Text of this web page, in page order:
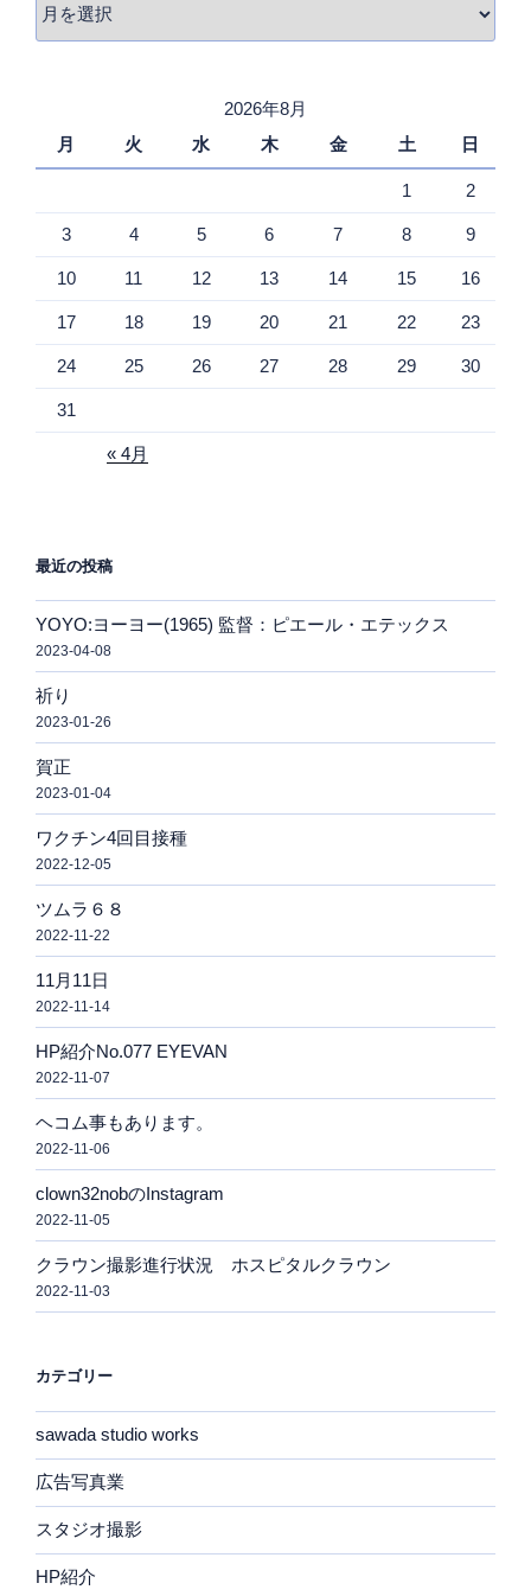
ー
2026年8月
月
火 水 木 金 土 日
1 2
3 4 5 6 7 8 9
10 11 12 13 14 15 16
17 18 19 20 21 22 23
24 25 26 27 28 29 30
31
« 4月
最近の投稿
YOYO:ヨーヨー(1965) 監督：ピエール・エテックス
2023-04-08
祈り
2023-01-26
賀正
2023-01-04
ワクチン4回目接種
2022-12-05
ツムラ６８
2022-11-22
11月11日
2022-11-14
HP紹介No.077 EYEVAN
2022-11-07
ヘコム事もあります。
2022-11-06
clown32nobのInstagram
2022-11-05
クラウン撮影進行状況 ホスピタルクラウン
2022-11-03
カテゴリー
sawada studio works
広告写真業
スタジオ撮影
HP紹介